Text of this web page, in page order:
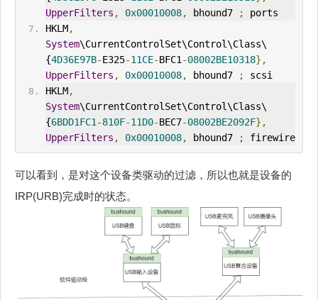
UpperFilters , 0x00010008, bhound7 ;
ports
HKLM,
System\CurrentControlSet\Control\Class\
{4D36E97B-E325-11CE-BFC1 -08002BE10318},
UpperFilters , 0x00010008, bhound7 ;
scsi
HKLM,
System\CurrentControlSet\Control\Class\
{6BDD1FC1 -810F-11D0-BEC7-08002BE2092F},
UpperFilters , 0x00010008, bhound7 ; firewire
可以看到，是对这个设备类驱动的过滤，所以也就是设备的
IRP(URB)完成时的状态。